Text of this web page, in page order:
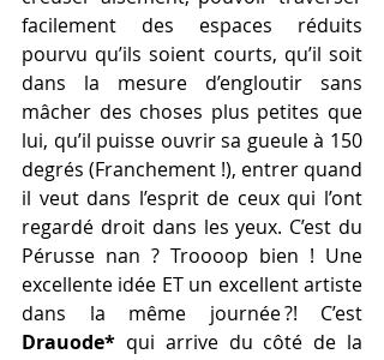
facilement des espaces réduits
pourvu qu’ils soient courts, qu’il soit
dans la mesure d’engloutir sans
mâcher des choses plus petites que
lui, qu’il puisse ouvrir sa gueule à 150
degrés (Franchement !), entrer quand
il veut dans l’esprit de ceux qui l’ont
regardé droit dans les yeux. C’est du
Pérusse nan ? Troooop bien ! Une
excellente idée ET un excellent artiste
Drauode* qui arrive du côté de la